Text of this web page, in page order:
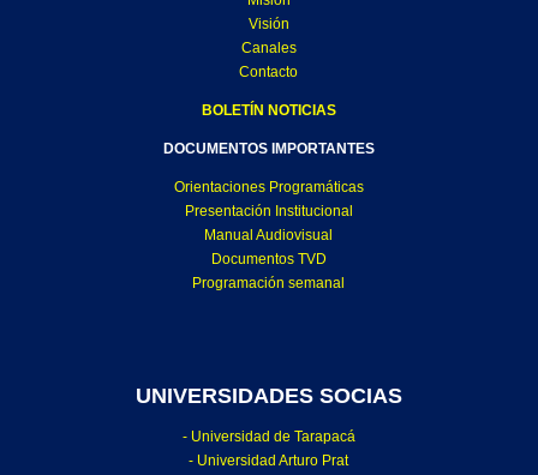
Visión
Canales
Contacto
BOLETÍN NOTICIAS
DOCUMENTOS IMPORTANTES
Orientaciones Programáticas
Presentación Institucional
Manual Audiovisual
Documentos TVD
Programación semanal
UNIVERSIDADES SOCIAS
- Universidad de Tarapacá
- Universidad Arturo Prat